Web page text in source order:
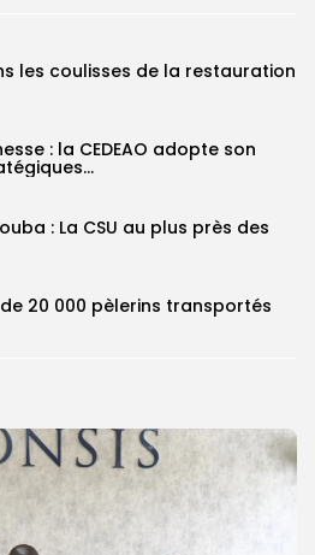
les coulisses de la restauration
: la CEDEAO adopte son
: La CSU au plus près des
20 000 pèlerins transportés